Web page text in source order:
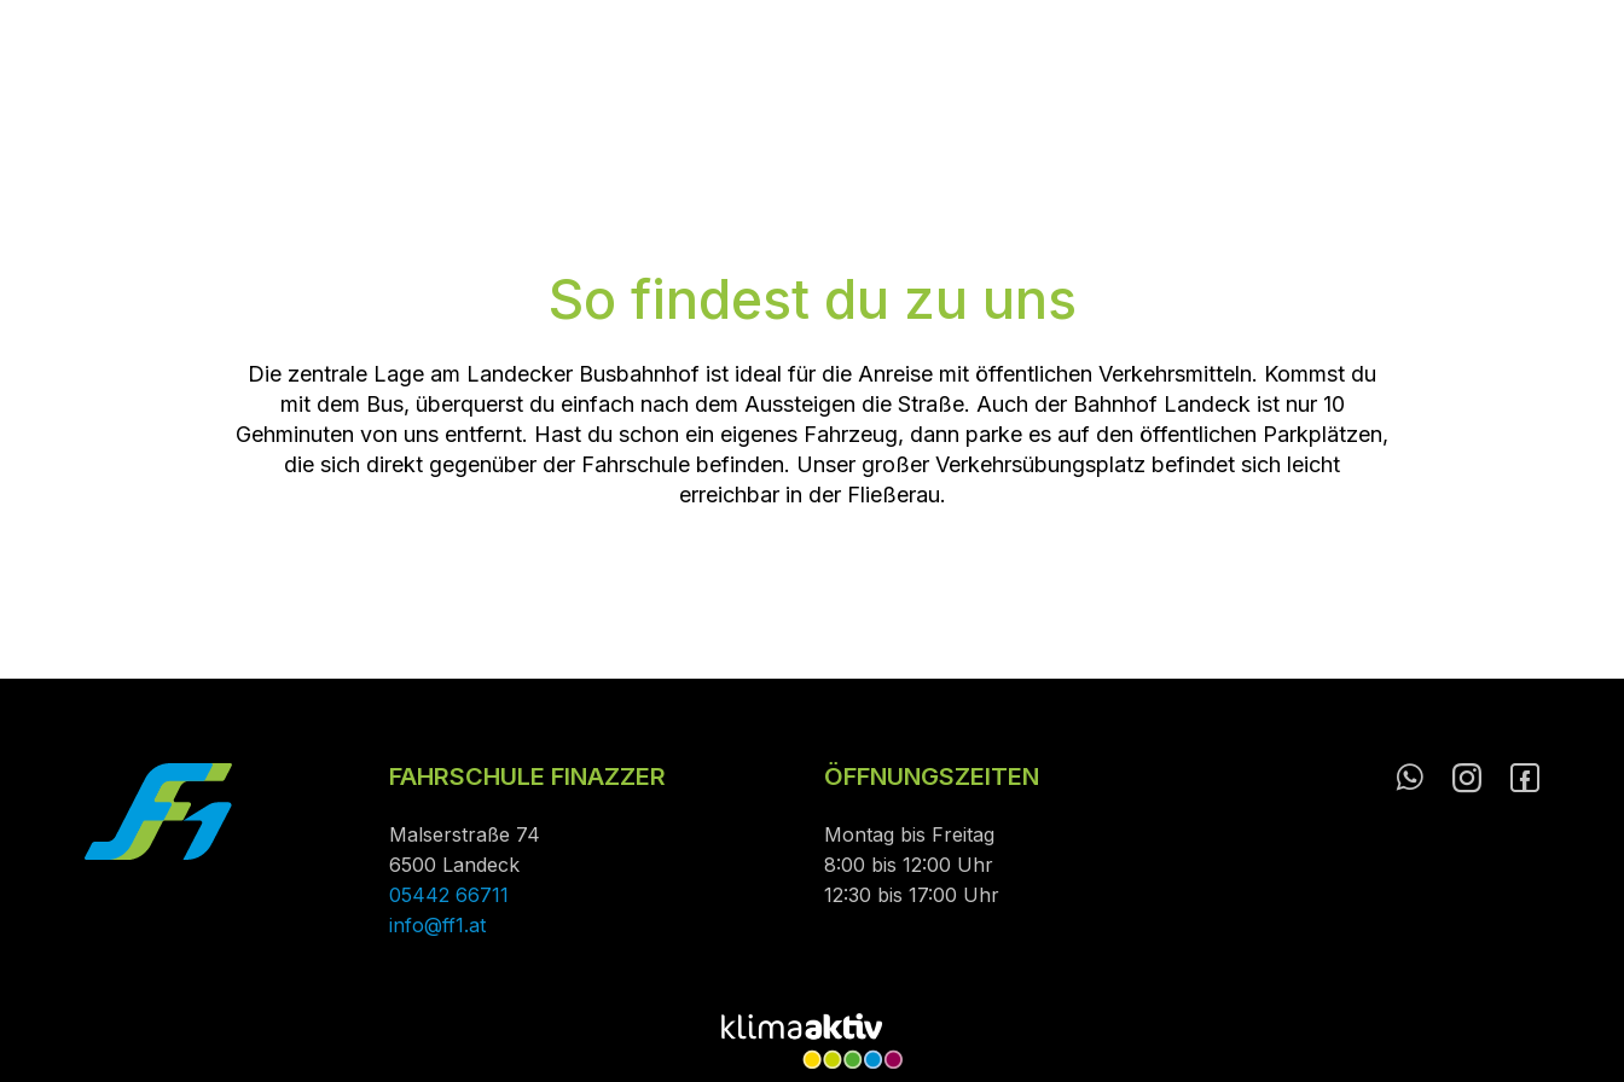
So findest du zu uns
Die zentrale Lage am Landecker Busbahnhof ist ideal für die Anreise mit öffentlichen Verkehrsmitteln. Kommst du
mit dem Bus, überquerst du einfach nach dem Aussteigen die Straße. Auch der Bahnhof Landeck ist nur 10
Gehminuten von uns entfernt. Hast du schon ein eigenes Fahrzeug, dann parke es auf den öffentlichen Parkplätzen,
die sich direkt gegenüber der Fahrschule befinden. Unser großer Verkehrsübungsplatz befindet sich leicht
erreichbar in der Fließerau.
FAHRSCHULE FINAZZER
Malserstraße 74
6500 Landeck
05442 66711
info@ff1.at
ÖFFNUNGSZEITEN
Montag bis Freitag
8:00 bis 12:00 Uhr
12:30 bis 17:00 Uhr